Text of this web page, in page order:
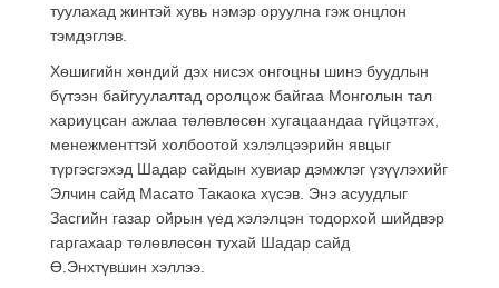
туулахад жинтэй хувь нэмэр оруулна гэж онцлон
тэмдэглэв.
Хөшигийн хөндий дэх нисэх онгоцны шинэ буудлын
бүтээн байгуулалтад оролцож байгаа Монголын тал
хариуцсан ажлаа төлөвлөсөн хугацаандаа гүйцэтгэх,
менежменттэй холбоотой хэлэлцээрийн явцыг
түргэсгэхэд Шадар сайдын хувиар дэмжлэг үзүүлэхийг
Элчин сайд Масато Такаока хүсэв. Энэ асуудлыг
Засгийн газар ойрын үед хэлэлцэн тодорхой шийдвэр
гаргахаар төлөвлөсөн тухай Шадар сайд
Ө.Энхтүвшин хэллээ.